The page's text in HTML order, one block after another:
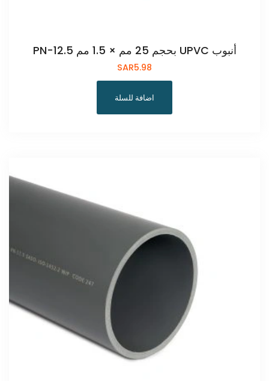
أنبوب UPVC بحجم 25 مم × 1.5 مم PN-12.5
SAR5.98
اضافة للسلة